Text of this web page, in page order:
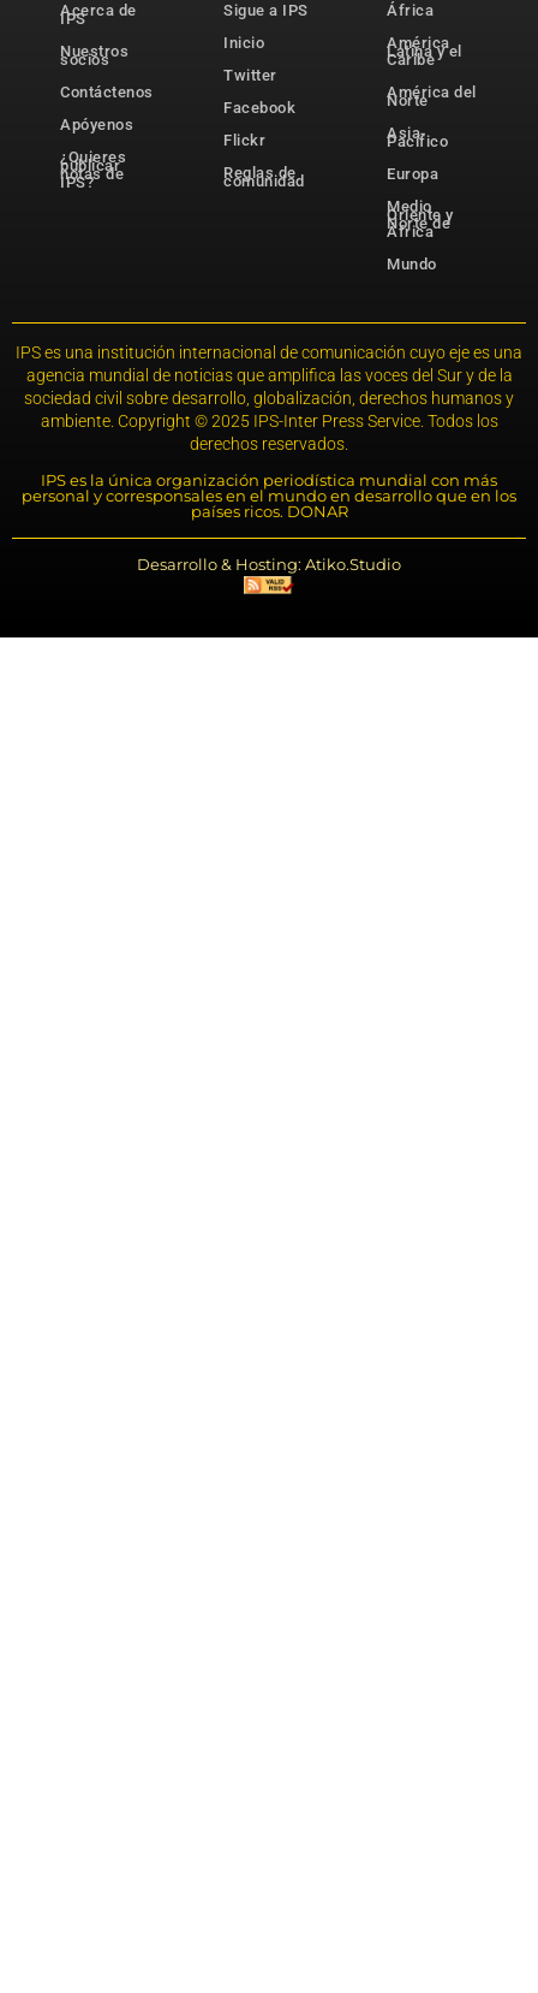
Acerca de
IPS
Nuestros
socios
Contáctenos
Apóyenos
¿Quieres
publicar
notas de
IPS?
Sigue a IPS
Inicio
Twitter
Facebook
Flickr
Reglas de
comunidad
África
América
Latina y el
Caribe
América del
Norte
Asia-
Pacífico
Europa
Medio
Oriente y
Norte de
África
Mundo
IPS es una institución internacional de comunicación cuyo eje es una
agencia mundial de noticias que amplifica las voces del Sur y de la
sociedad civil sobre desarrollo, globalización, derechos humanos y
ambiente. Copyright © 2025 IPS-Inter Press Service. Todos los
derechos reservados.
IPS es la única organización periodística mundial con más
personal y corresponsales en el mundo en desarrollo que en los
países ricos. DONAR
Desarrollo & Hosting: Atiko.Studio